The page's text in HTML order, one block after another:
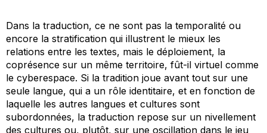
Dans la traduction, ce ne sont pas la temporalité ou
encore la stratification qui illustrent le mieux les
relations entre les textes, mais le déploiement, la
coprésence sur un même territoire, fût-il virtuel comme
le cyberespace. Si la tradition joue avant tout sur une
seule langue, qui a un rôle identitaire, et en fonction de
laquelle les autres langues et cultures sont
subordonnées, la traduction repose sur un nivellement
des cultures ou, plutôt, sur une oscillation dans le jeu